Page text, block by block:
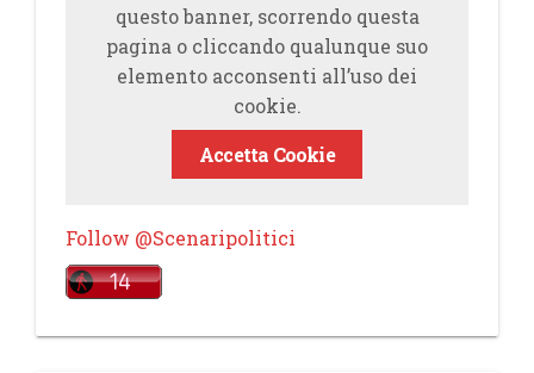
questo banner, scorrendo questa
pagina o cliccando qualunque suo
elemento acconsenti all’uso dei
cookie.
Accetta Cookie
Follow @Scenaripolitici